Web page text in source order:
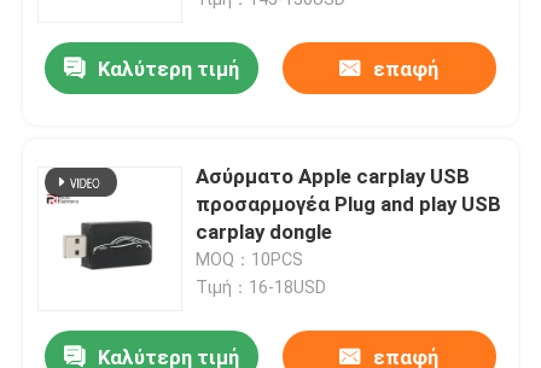
Καλύτερη τιμή επαφή
Ασύρματο Apple carplay USB
προσαρμογέα Plug and play USB
carplay dongle
MOQ：10PCS
Τιμή：16-18USD
Καλύτερη τιμή επαφή